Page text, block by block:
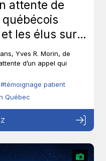
attente de
les élus sur
Yves R. Morin, de
d’un appel qui
#témoignage patient
Québec